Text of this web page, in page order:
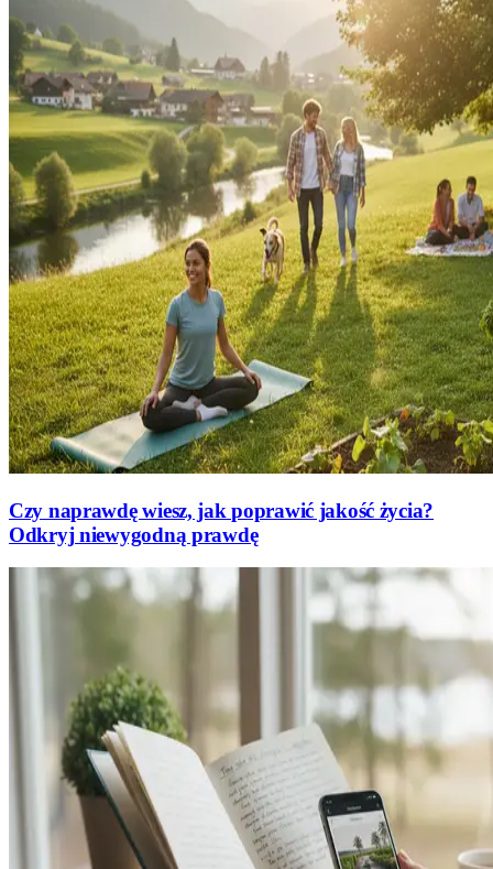
Czy naprawdę wiesz, jak poprawić jakość życia?
Odkryj niewygodną prawdę